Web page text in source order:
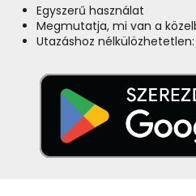
Egyszerű használat
Megmutatja, mi van a
Utazáshoz